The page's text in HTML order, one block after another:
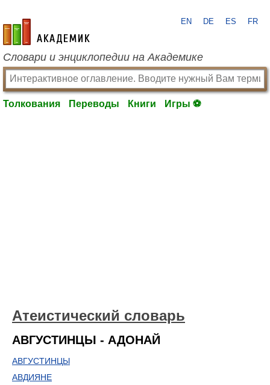
academic.ru
EN DE ES FR
Словари и энциклопедии на Академике
Толкования Переводы Книги Игры ⚽
Атеистический словарь
АВГУСТИНЦЫ - АДОНАЙ
АВГУСТИНЦЫ
АВДИЯНЕ